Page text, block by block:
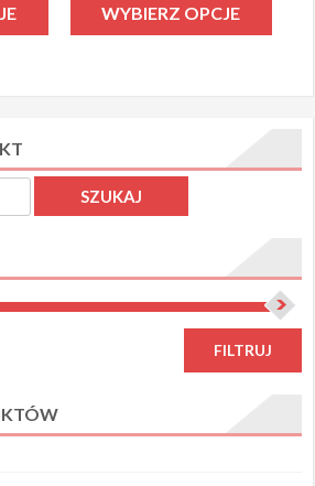
produkt
można
wybrać
stronie
produktu
od
67.00zł
WYBIERZ OPCJE
SZUKAJ
FILTRUJ